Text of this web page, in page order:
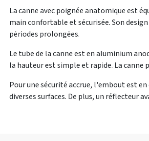
La canne avec poignée anatomique est
main confortable et sécurisée. Son
périodes prolongées.
Le tube de la canne est en aluminium
la hauteur est simple et rapide. La
Pour une sécurité accrue, l'embout est
diverses surfaces. De plus, un réflecteur